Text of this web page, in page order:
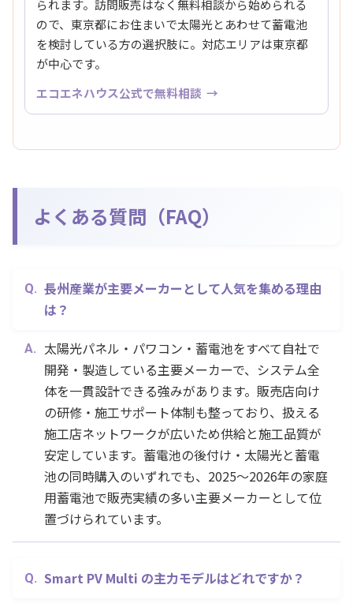
られます。訪問販売はなく無料相談から始められる
ので、東京都にお住まいで太陽光とあわせて蓄電池
を検討している方の選択肢に。対応エリアは東京都
が中心です。
エコエネハウス公式で無料相談
よくある質問（FAQ）
長州産業が主要メーカーとして人気を集める理由
は？
太陽光パネル・パワコン・蓄電池をすべて自社で
開発・製造している主要メーカーで、システム全
体を一貫設計できる強みがあります。販売店向け
の研修・施工サポート体制も整っており、扱える
施工店ネットワークが広いため供給と施工品質が
安定しています。蓄電池の後付け・太陽光と蓄電
池の同時購入のいずれでも、2025〜2026年の家庭
用蓄電池で販売実績の多い主要メーカーとして位
置づけられています。
Smart PV Multi の主力モデルはどれですか？